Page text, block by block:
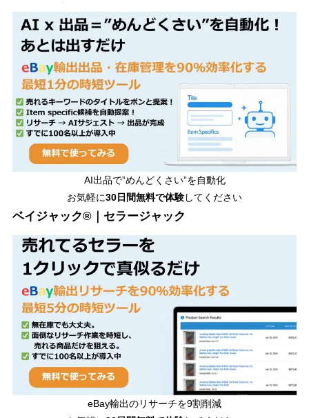
AI出品で”めんどくさい”を自動化
お気軽に30日間無料で体験してください
ベイジャック®｜セラージャック
eBay輸出のリサーチを9割削減